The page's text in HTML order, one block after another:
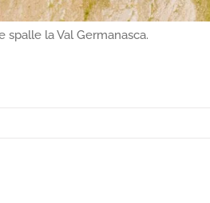
spalle la Val Germanasca.